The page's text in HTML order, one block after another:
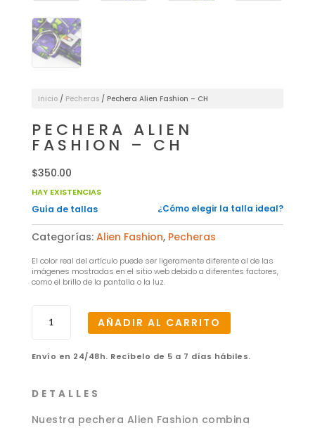
Inicio/ Pecheras/ Pechera Alien Fashion – CH
PECHERA ALIEN
FASHION – CH
$350.00
HAY EXISTENCIAS
Guía de tallas ¿Cómo elegir la talla ideal?
Categorías: Alien Fashion, Pecheras
El color real del artículo puede ser ligeramente diferente al de las
imágenes mostradas en el sitio web debido a diferentes factores,
como el brillo de la pantalla o la luz.
Alien
–
cantidad
AÑADIR AL CARRITO
Envío en 24/48h. Recíbelo de 5 a 7 días hábiles.
D E T A L L E S
Nuestra pechera Alien Fashion combina